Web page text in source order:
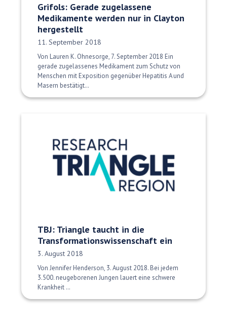
Grifols: Gerade zugelassene
Medikamente werden nur in Clayton
hergestellt
Veröffentlichungsdatum:
11. September 2018
Von Lauren K. Ohnesorge, 7. September 2018 Ein
gerade zugelassenes Medikament zum Schutz von
Menschen mit Exposition gegenüber Hepatitis A und
Masern bestätigt…
TBJ: Triangle taucht in die
Transformationswissenschaft ein
Veröffentlichungsdatum:
3. August 2018
Von Jennifer Henderson, 3. August 2018. Bei jedem
3.500. neugeborenen Jungen lauert eine schwere
Krankheit …